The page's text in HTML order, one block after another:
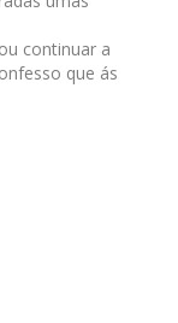
continuar a
que ás